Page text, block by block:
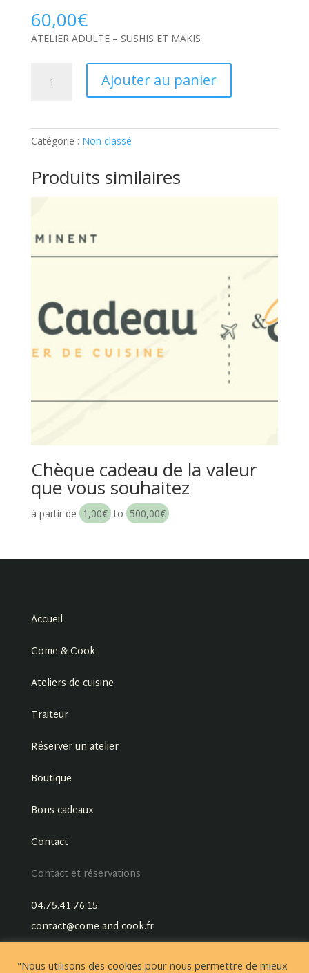
60,00€
ATELIER ADULTE – SUSHIS ET MAKIS
SUSHIS
MAKIS:
Ticket
Ajouter au panier
Catégorie : Non classé
Produits similaires
Chèque cadeau de la valeur
que vous souhaitez
à partir de 1,00€ to 500,00€
Accueil
Come & Cook
Ateliers de cuisine
Traiteur
Réserver un atelier
Boutique
Bons cadeaux
Contact
Contact et réservations
04.75.41.76.15
contact@come-and-cook.fr
"Nous utilisons des cookies pour nous permettre de mieux